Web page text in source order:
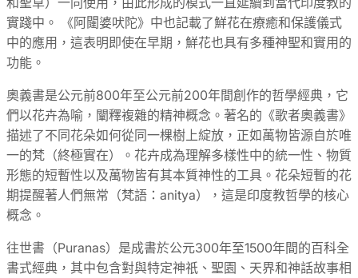
實踐中。 《阿闥婆吠陀》中也記載了鮮花在療癒和保護儀式
中的應用，這表明即使在早期，鮮花也具有多種神聖和實用的
功能。
奧義書是公元前800年至公元前200年間創作的哲學經典，它
們以花卉為喻，闡釋複雜的精神概念。著名的《歌者奧義書》
描述了不同花朵如何從同一棵樹上綻放，正如萬物皆源自於唯
一的梵（終極實在）。花卉成為理解多樣性中的統一性、物質
形態的短暫性以及萬物皆有其本質神性的工具。花朵短暫的花
期提醒著人們無常（梵語：anitya），這是印度教哲學的核心
概念。
往世書（Puranas）是成書於公元300年至1500年間的百科全
書式經典，其中包含對與特定神祇、聖園、天界和神話故事相